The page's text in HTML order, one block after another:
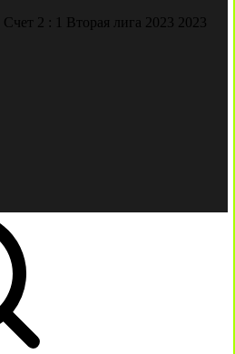
2 : 1 Вторая лига 2023 2023